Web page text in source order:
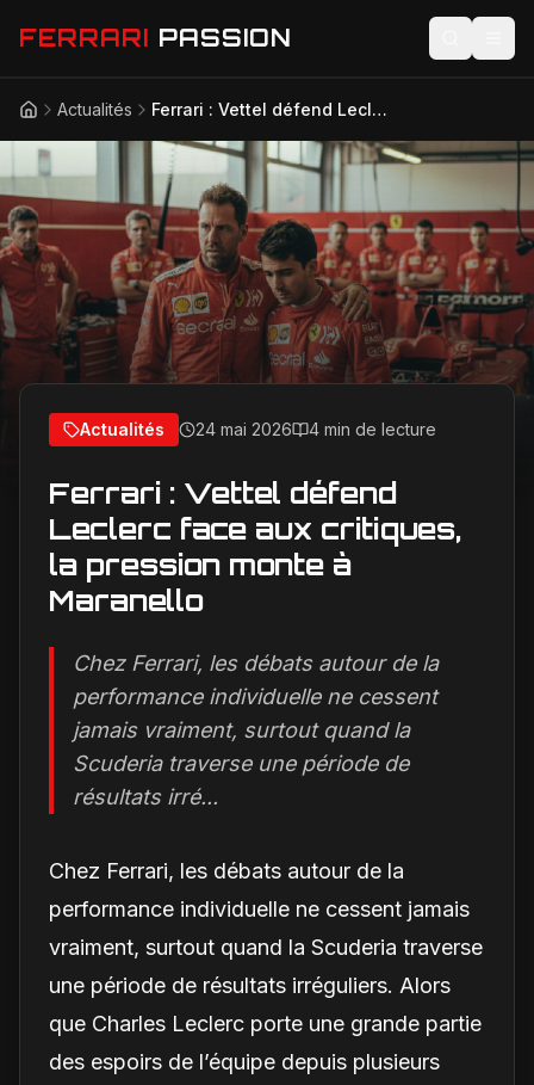
FERRARI PASSION
Actualités
Modèles
Compétition
Technologie
Lifestyle
AccueilActualités Ferrari : Vettel défend Leclerc face aux critiques, la pression monte à Maranello
Actualités 24 mai 2026 4 min de lecture
Ferrari : Vettel défend
Leclerc face aux critiques,
la pression monte à
Maranello
Chez Ferrari, les débats autour de la
performance individuelle ne cessent
jamais vraiment, surtout quand la
Scuderia traverse une période de
résultats irré...
Chez Ferrari, les débats autour de la
performance individuelle ne cessent jamais
vraiment, surtout quand la Scuderia traverse
une période de résultats irréguliers. Alors
que Charles Leclerc porte une grande partie
des espoirs de l’équipe depuis plusieurs